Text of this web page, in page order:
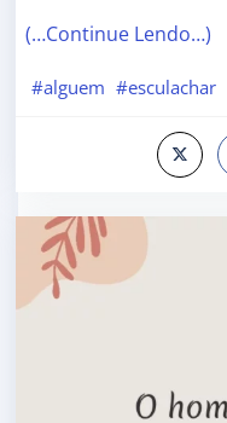
(…Continue Lendo…)
#alguem #esculachar